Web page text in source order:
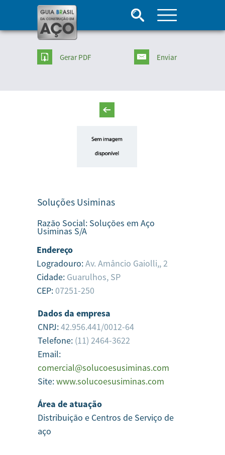
Gerar PDF Enviar
Soluções Usiminas
Razão Social: Soluções em Aço
Usiminas S/A
Endereço
Logradouro:Av. Amâncio Gaiolli,, 2
Cidade: Guarulhos, SP
CEP: 07251-250
Dados da empresa
CNPJ:42.956.441/0012-64
Telefone: (11) 2464-3622
Email:
comercial@solucoesusiminas.com
Site:www.solucoesusiminas.com
Área de atuação
Distribuição e Centros de Serviço de
aço